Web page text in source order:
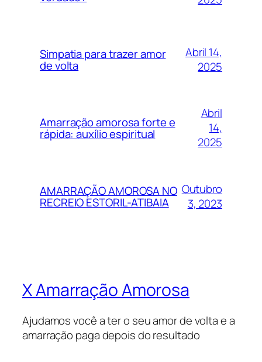
Simpatia para trazer amor
de volta
Abril 14,
2025
Amarração amorosa forte e
rápida: auxílio espiritual
Abril
14,
2025
AMARRAÇÃO AMOROSA NO
RECREIO ESTORIL-ATIBAIA
Outubro
3, 2023
X Amarração Amorosa
Ajudamos você a ter o seu amor de volta e a
amarração paga depois do resultado